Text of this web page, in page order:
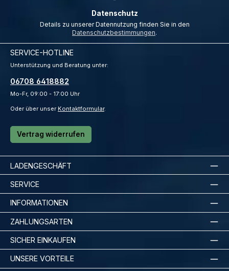
Datenschutz
Datenschutzbestimmungen.
SERVICE-HOTLINE
Unterstützung und Beratung unter:
06708 6418882
Mo-Fr, 09:00 - 17:00 Uhr
Oder über unser Kontaktformular.
Vertrag widerrufen
LADENGESCHÄFT
SERVICE
INFORMATIONEN
ZAHLUNGSARTEN
SICHER EINKAUFEN
UNSERE VORTEILE